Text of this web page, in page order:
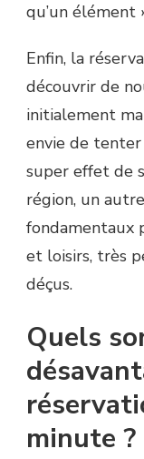
qu’un élément
Enfin, la
découvrir de
initialement
envie de tenter
super effet de
région, un
fondamentaux
et loisirs, très
déçus.
Quels
minute ?